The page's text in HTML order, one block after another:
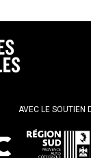
AVEC LE SOUTIEN